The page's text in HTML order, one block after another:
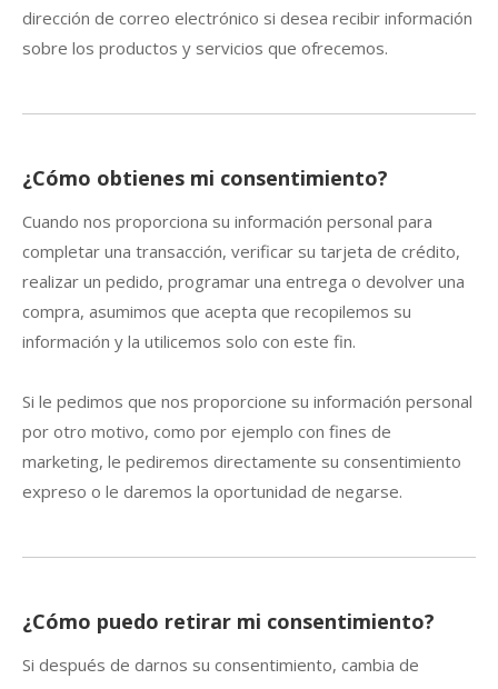
dirección de correo electrónico si desea recibir información
sobre los productos y servicios que ofrecemos.
¿Cómo obtienes mi consentimiento?
Cuando nos proporciona su información personal para
completar una transacción, verificar su tarjeta de crédito,
realizar un pedido, programar una entrega o devolver una
compra, asumimos que acepta que recopilemos su
información y la utilicemos solo con este fin.
Si le pedimos que nos proporcione su información personal
por otro motivo, como por ejemplo con fines de
marketing, le pediremos directamente su consentimiento
expreso o le daremos la oportunidad de negarse.
¿Cómo puedo retirar mi consentimiento?
Si después de darnos su consentimiento, cambia de